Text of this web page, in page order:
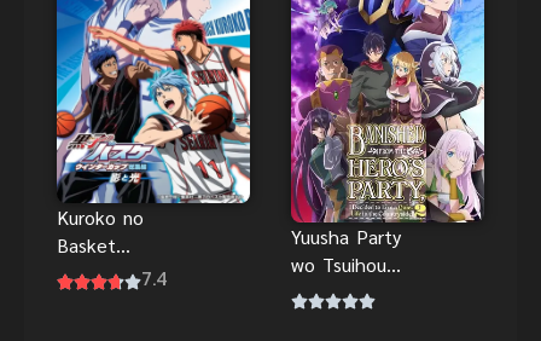
Kuroko no
Basket
Movie 1 ศึก7.4
Yuusha Party
wo Tsuihou
sareta